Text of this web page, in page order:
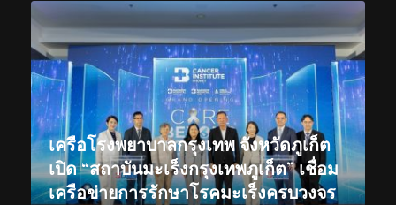
เครือโรงพยาบาลกรุงเทพ จังหวัดภูเก็ต
เปิด “สถาบันมะเร็งกรุงเทพภูเก็ต” เชื่อม
เครือข่ายการรักษาโรคมะเร็งครบวงจร